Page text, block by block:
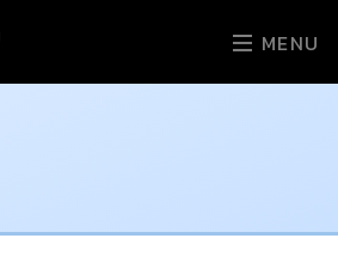
MENU